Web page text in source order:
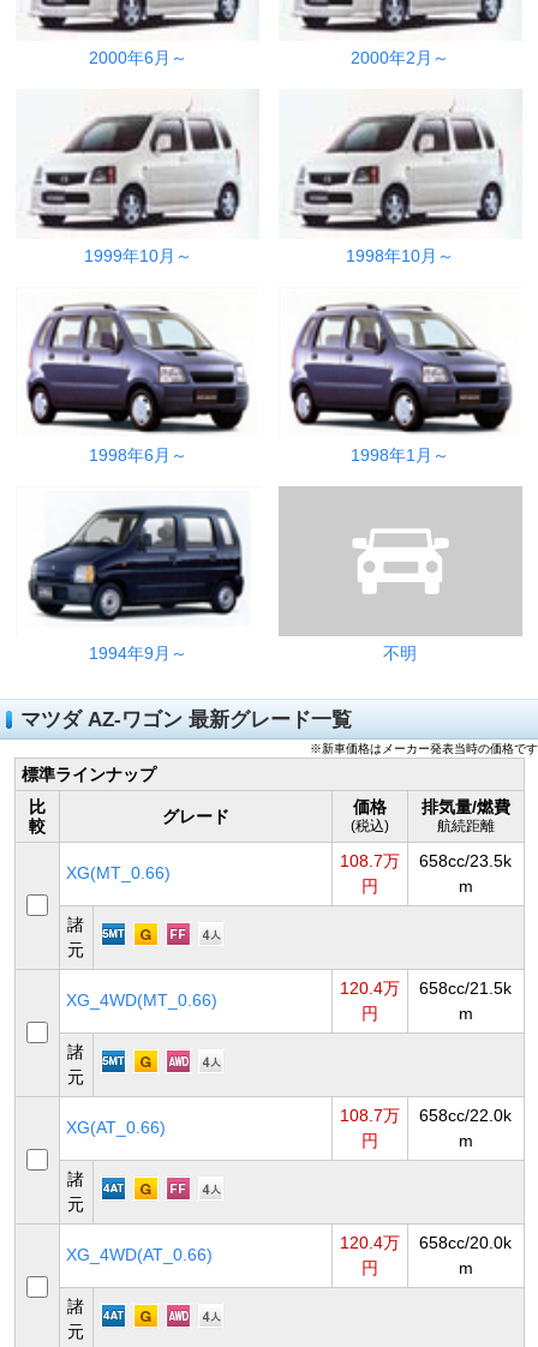
2000年6月～ 2000年2月～
1999年10月～ 1998年10月～
1998年6月～ 1998年1月～
1994年9月～ 不明
マツダ AZ-ワゴン 最新グレード一覧
※新車価格はメーカー発表当時の価格です
標準ラインナップ
比
較
グレード 価格
(税込)
排気量/燃費
航続距離
XG(MT_0.66)
108.7万
円
658cc/23.5k
m
諸
元
XG_4WD(MT_0.66)
120.4万
円
658cc/21.5k
m
諸
元
XG(AT_0.66)
108.7万
円
658cc/22.0k
m
諸
元
XG_4WD(AT_0.66)
120.4万
円
658cc/20.0k
m
諸
元